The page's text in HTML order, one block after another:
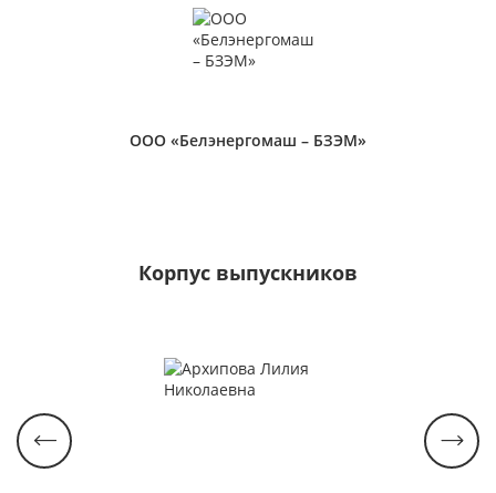
ООО «Белэнергомаш – БЗЭМ»
Корпус выпускников